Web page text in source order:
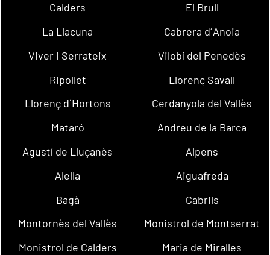
Calders
El Brull
La Llacuna
Cabrera d´Anoia
Viver i Serrateix
Vilobí del Penedès
Ripollet
Llorenç Savall
Llorenç d´Hortons
Cerdanyola del Vallès
Mataró
Andreu de la Barca
Agustí de Lluçanès
Alpens
Alella
Aiguafreda
Bagà
Cabrils
Montornès del Vallès
Monistrol de Montserrat
Monistrol de Calders
Maria de Miralles